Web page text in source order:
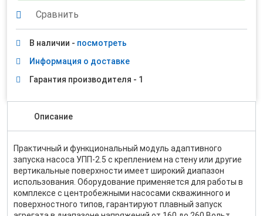
Сравнить
В наличии - посмотреть
Информация о доставке
Гарантия производителя - 1
Описание
Практичный и функциональный модуль адаптивного
запуска насоса УПП-2.5 с креплением на стену или другие
вертикальные поверхности имеет широкий диапазон
использования. Оборудование применяется для работы в
комплексе с центробежными насосами скважинного и
поверхностного типов, гарантируют плавный запуск